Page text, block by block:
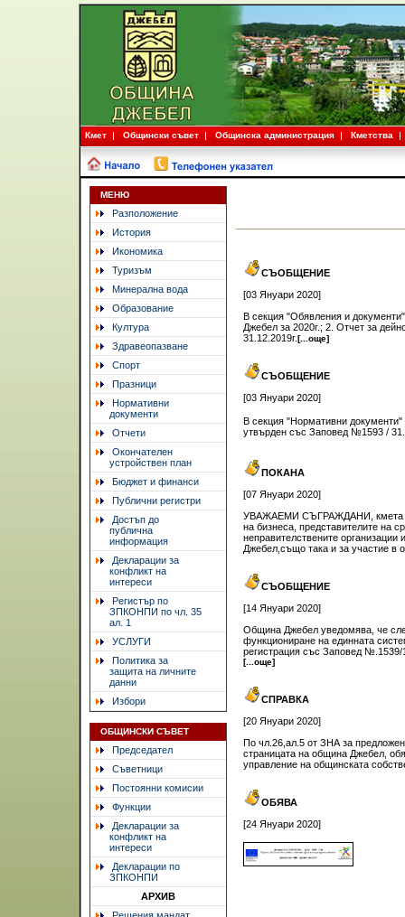
Кмет Общински съвет Общинска администрация Кметства
МЕНЮ
Разположение
История
Икономика
Туризъм
Минерална вода
Образование
Култура
Здравеопазване
Спорт
Празници
Нормативни
документи
Отчети
Окончателен
устройствен план
Бюджет и финанси
Публични регистри
Достъп до
публична
информация
Декларации за
конфликт на
интереси
Регистър по
ЗПКОНПИ по чл. 35
ал. 1
УСЛУГИ
Политика за
защита на личните
данни
Избори
ОБЩИНСКИ СЪВЕТ
Председател
Съветници
Постоянни комисии
Функции
Декларации за
конфликт на
интереси
Декларации по
ЗПКОНПИ
АРХИВ
СЪОБЩЕНИЕ
[03 Януари 2020]
В секция "Обявления и
Джебел за 2020г.; 2. Отчет за
31.12.2019г.[...още]
СЪОБЩЕНИЕ
[03 Януари 2020]
В секция "Нормативни
утвърден със Заповед №1593 /
ПОКАНА
[07 Януари 2020]
УВАЖАЕМИ СЪГРАЖДАНИ, кмета на
на бизнеса, представителите на
неправителствените
Джебел,също така и за участие в
СЪОБЩЕНИЕ
[14 Януари 2020]
Община Джебел уведомява, че
функциониране на единната
регистрация със Заповед №.1539/
[...още]
СПРАВКА
[20 Януари 2020]
По чл.26,ал.5 от ЗНА за
страницата на община Джебел,
управление на общинската
ОБЯВА
[24 Януари 2020]